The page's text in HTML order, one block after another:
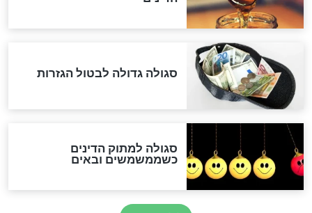
לכל המאמרים
אחרית הימים
האם אפשר לחשב את הקץ?